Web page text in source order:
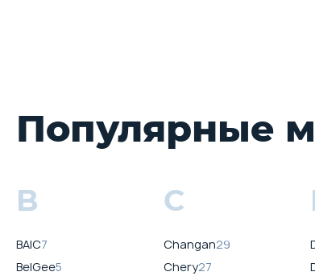
Популярные
B
BAIC7
BelGee5
C
Changan29
Chery27